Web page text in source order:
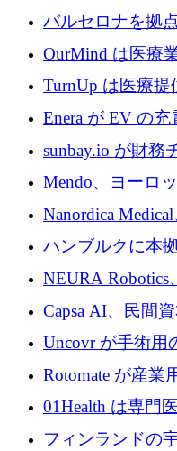
た 10 社
バルセロナを拠
Theker が 8,500
OurMind は医療
ロを寄付
TurnUp は医療
するために 200
Enera が EV の
万ドルを調達
sunbay.io が財務
するために 55 万
Mendo、ヨーロ
入を拡大するた
Nanordica
傷治療薬を市場
ロを調達
ハンブルクに本
Partnersが5,000
NEURA
ブ ロボティクス
ためにシリーズ
Capsa AI、民間
ムを拡大するた
Uncovr が手術用
を構築するため
Rotomate が産業
めに 210 万ユー
01Health は専門
に 1,500 万ドル
フィンランドの